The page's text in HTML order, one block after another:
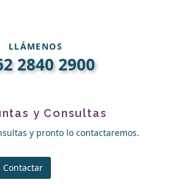
LLÁMENOS
2840 2900
y Consultas
y pronto lo contactaremos.
Contactar